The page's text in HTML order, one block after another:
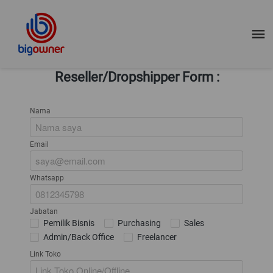
Reseller/Dropshipper Form :
Nama
Email
Whatsapp
Jabatan
Pemilik Bisnis Purchasing
Sales
Admin/Back Office
Freelancer
Link Toko